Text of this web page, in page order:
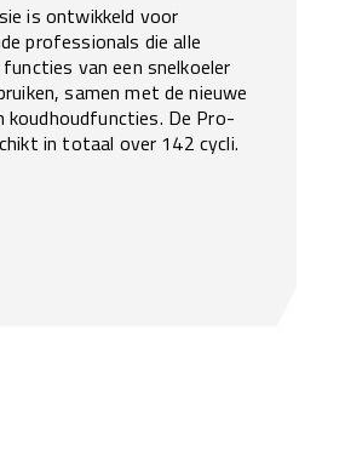
is ontwikkeld voor
professionals die alle
van een snelkoeler
samen met de nieuwe
koudhoudfuncties. De Pro-
in totaal over 142 cycli.